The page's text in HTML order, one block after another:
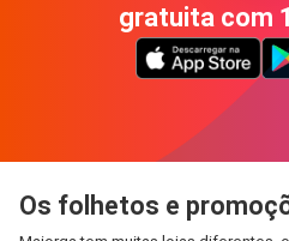
gratuita com
Os folhetos e